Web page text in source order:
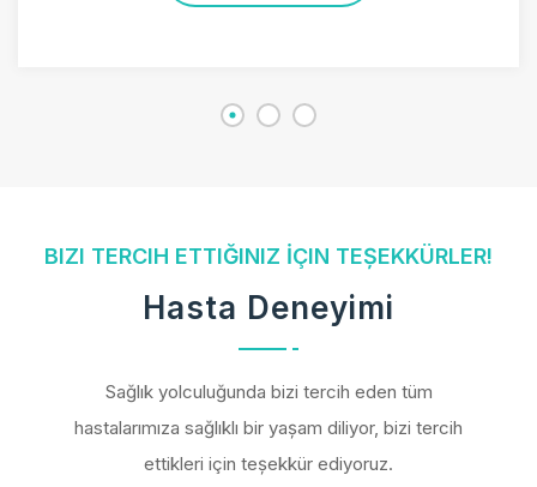
BIZI TERCIH ETTIĞINIZ İÇIN TEŞEKKÜRLER!
Hasta Deneyimi
Sağlık yolculuğunda bizi tercih eden tüm
hastalarımıza sağlıklı bir yaşam diliyor, bizi tercih
ettikleri için teşekkür ediyoruz.